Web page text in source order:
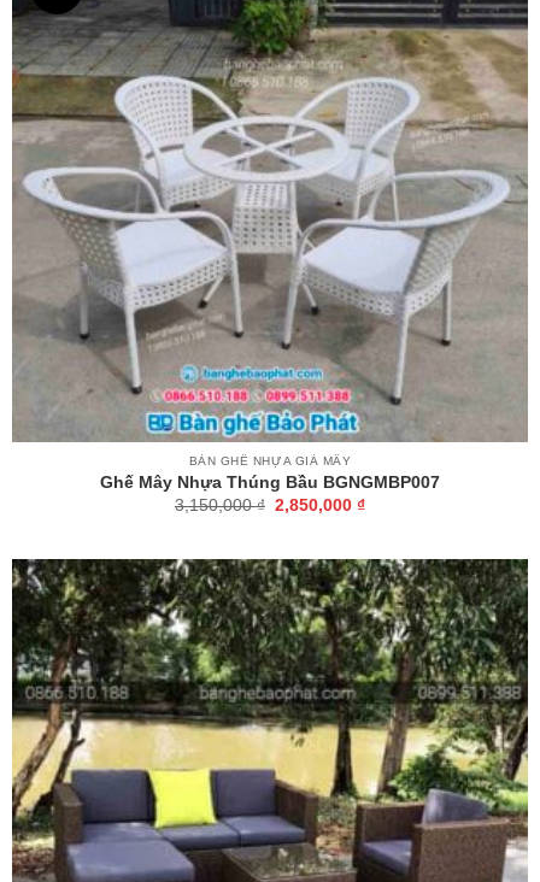
BÀN GHẾ NHỰA GIẢ MÂY
Ghế Mây Nhựa Thúng Bầu BGNGMBP007
3,150,000₫ Giá
2,850,000 ₫Giá
2,850,000 ₫.